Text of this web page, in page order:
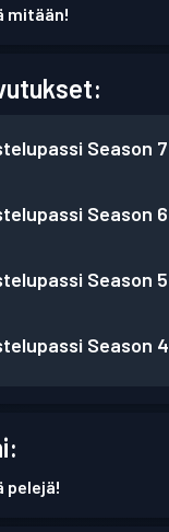
mitään!
Season 7
Season 6
Season 5
Season 4
pelejä!